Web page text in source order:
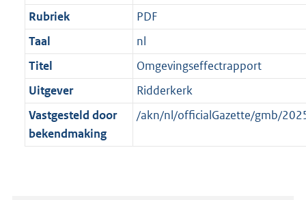
Rubriek
PDF
Taal
nl
Titel
Omgevingseffectrapport
Uitgever
Ridderkerk
Vastgesteld door
bekendmaking
/akn/nl/officialGazette/gmb/